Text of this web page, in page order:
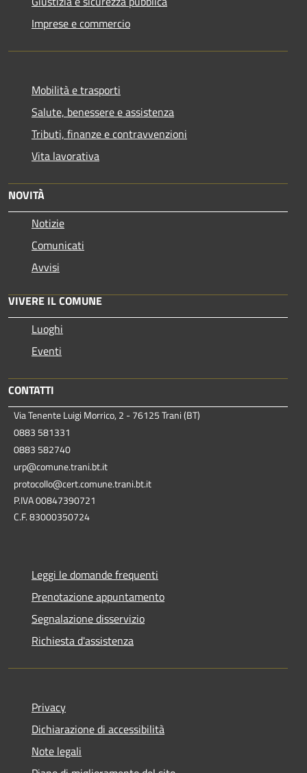
Imprese e commercio
Mobilità e trasporti
Salute, benessere e assistenza
Tributi, finanze e contravvenzioni
Vita lavorativa
NOVITÀ
Notizie
Comunicati
Avvisi
VIVERE IL COMUNE
Luoghi
Eventi
CONTATTI
Via Tenente Luigi Morrico, 2 - 76125 Trani (BT)
0883 581331
0883 582740
urp@comune.trani.bt.it
protocollo@cert.comune.trani.bt.it
P.IVA 00847390721
C.F. 83000350724
Leggi le domande frequenti
Prenotazione appuntamento
Segnalazione disservizio
Richiesta d'assistenza
Privacy
Dichiarazione di accessibilità
Note legali